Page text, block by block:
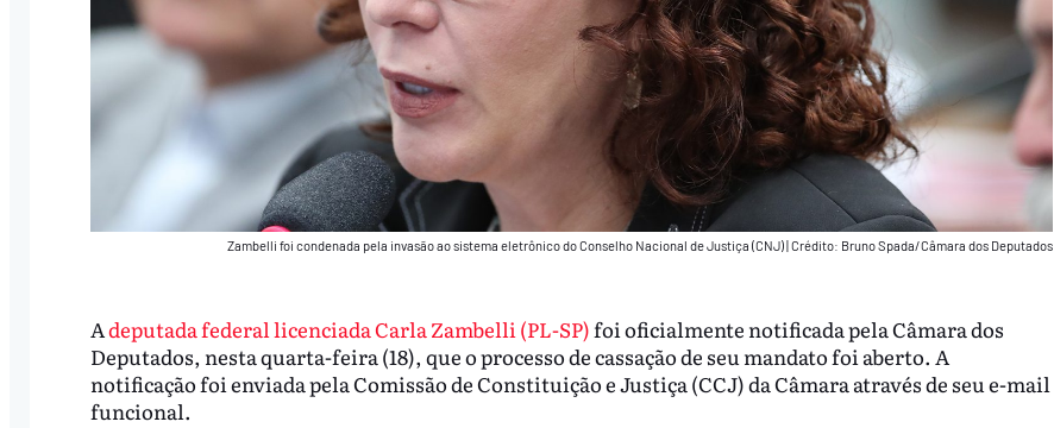
Zambelli foi condenada pela invasão ao sistema eletrônico do Conselho Nacional de Justiça (CNJ)|Crédito: Bruno Spada/Câmara dos Deputados
Adeputada federal licenciada Carla Zambelli (PL-SP)foi oficialmente notificada pela Câmara dos
Deputados, nesta quarta-feira (18), que o processo de cassação de seu mandato foi aberto. A
notificação foi enviada pela Comissão de Constituição e Justiça (CCJ) da Câmara através de seu e-mail
funcional.